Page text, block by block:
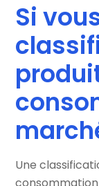
Si
Une